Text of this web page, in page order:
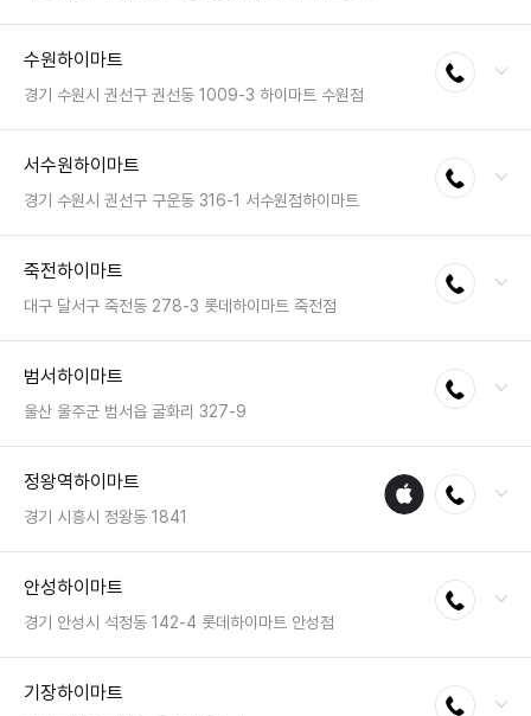
팩스 : 050-2333-1473
영업시간 : 금일 10:30~20:30
수원하이마트
경기 수원시 권선구 권선동 1009-3 하이마트 수원점
전화연결
팩스 : 050-2222-1029
영업시간 : 금일 10:30~20:30
서수원하이마트
경기 수원시 권선구 구운동 316-1 서수원점하이마트
전화연결
팩스 : 050-2222-1028
영업시간 : 금일 10:30~20:30
죽전하이마트
대구 달서구 죽전동 278-3 롯데하이마트 죽전점
전화연결
팩스 : 050-2222-1658
영업시간 : 금일 10:30~20:30
범서하이마트
울산 울주군 범서읍 굴화리 327-9
전화연결
팩스 : 050-2222-1778
영업시간 : 금일 10:30~20:30
정왕역하이마트
경기 시흥시 정왕동 1841
애플
수리
전화연결
팩스 : 050-2222-0980
영업시간 : 금일 10:30~20:30
안성하이마트
경기 안성시 석정동 142-4 롯데하이마트 안성점
전화연결
팩스 : 050-2222-1037
기장하이마트 전화연결